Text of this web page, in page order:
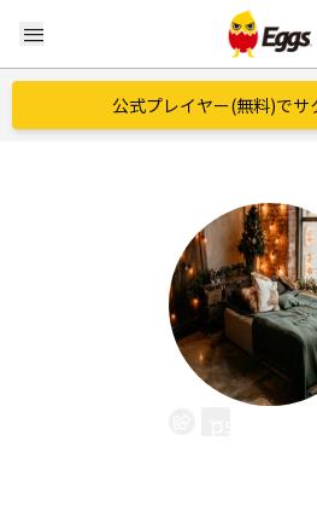
menu
公式プレイヤー(無料)でサ